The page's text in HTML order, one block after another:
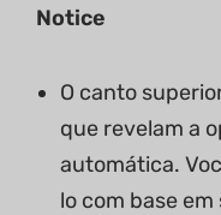
Notice
O canto
que revelam a
automática.
lo com base